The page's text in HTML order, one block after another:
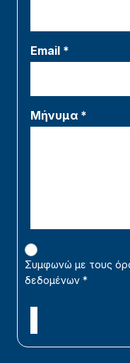
Email *
Μήνυμα *
Συμφωνώ με τους
δεδομένων *